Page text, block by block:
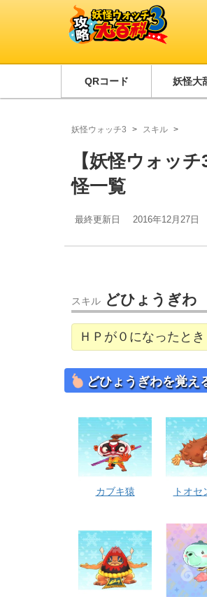
QRコード 妖怪大
妖怪ウォッチ3 スキル
【妖怪ウォッ
怪一覧
最終更新日 2016年12月27日
スキル どひょうぎわ
ＨＰが０になったと
どひょうぎわを覚え
カブキ猿 トオセ